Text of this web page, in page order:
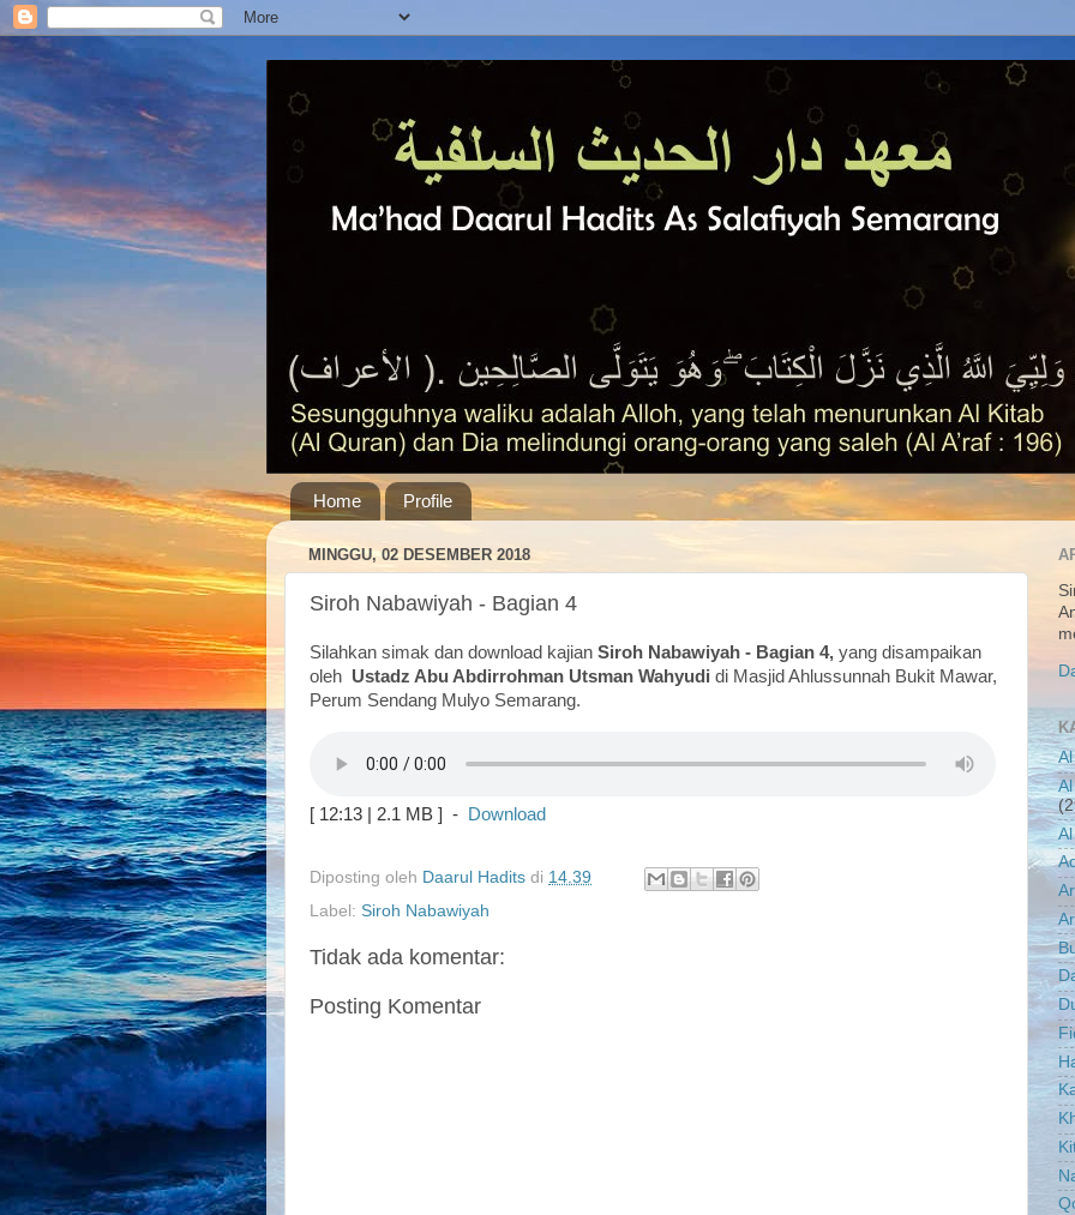
Home Profile
MINGGU, 02 DESEMBER 2018
Siroh Nabawiyah - Bagian 4
Silahkan simak dan download kajian Siroh Nabawiyah - Bagian 4, yang disampaikan
oleh Ustadz Abu Abdirrohman Utsman Wahyudi di Masjid Ahlussunnah Bukit Mawar,
Perum Sendang Mulyo Semarang.
[ 12:13 | 2.1 MB ] - Download
Diposting oleh Daarul Hadits di 14.39
Label: Siroh Nabawiyah
Tidak ada komentar:
Posting Komentar